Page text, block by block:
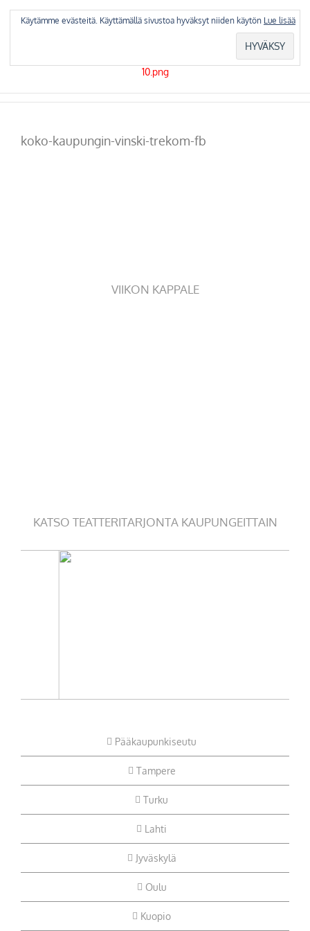
koko-kaupungin-vinski-trekom-fb
VIIKON KAPPALE
KATSO TEATTERITARJONTA KAUPUNGEITTAIN
Pääkaupunkiseutu
Tampere
Turku
Lahti
Jyväskylä
Oulu
Kuopio
Käytämme evästeitä. Käyttämällä sivustoa hyväksyt niiden käytön Lue lisää